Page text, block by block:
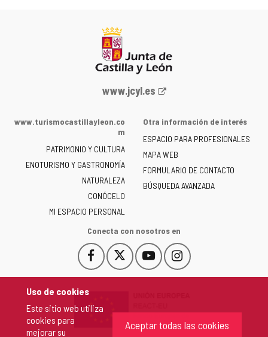
Uso de cookies
Este sitio web utiliza
cookies para
mejorar su
Aceptar todas las cookies
Portal
la
de
Castilla
y
León
-
www.jcyl.es
www.turismocastillayleon.co
m
PATRIMONIO Y CULTURA
ENOTURISMO Y GASTRONOMÍA
NATURALEZA
CONÓCELO
MI ESPACIO PERSONAL
Otra información de interés
ESPACIO PARA PROFESIONALES
MAPA WEB
FORMULARIO DE CONTACTO
BÚSQUEDA AVANZADA
Conecta con nosotros en
Facebook
Este
enlace
en
Este
enlace
una
ventana
YouTube
Este
enlace
una
ventana
Instagram
Este
enlace
una
ventana